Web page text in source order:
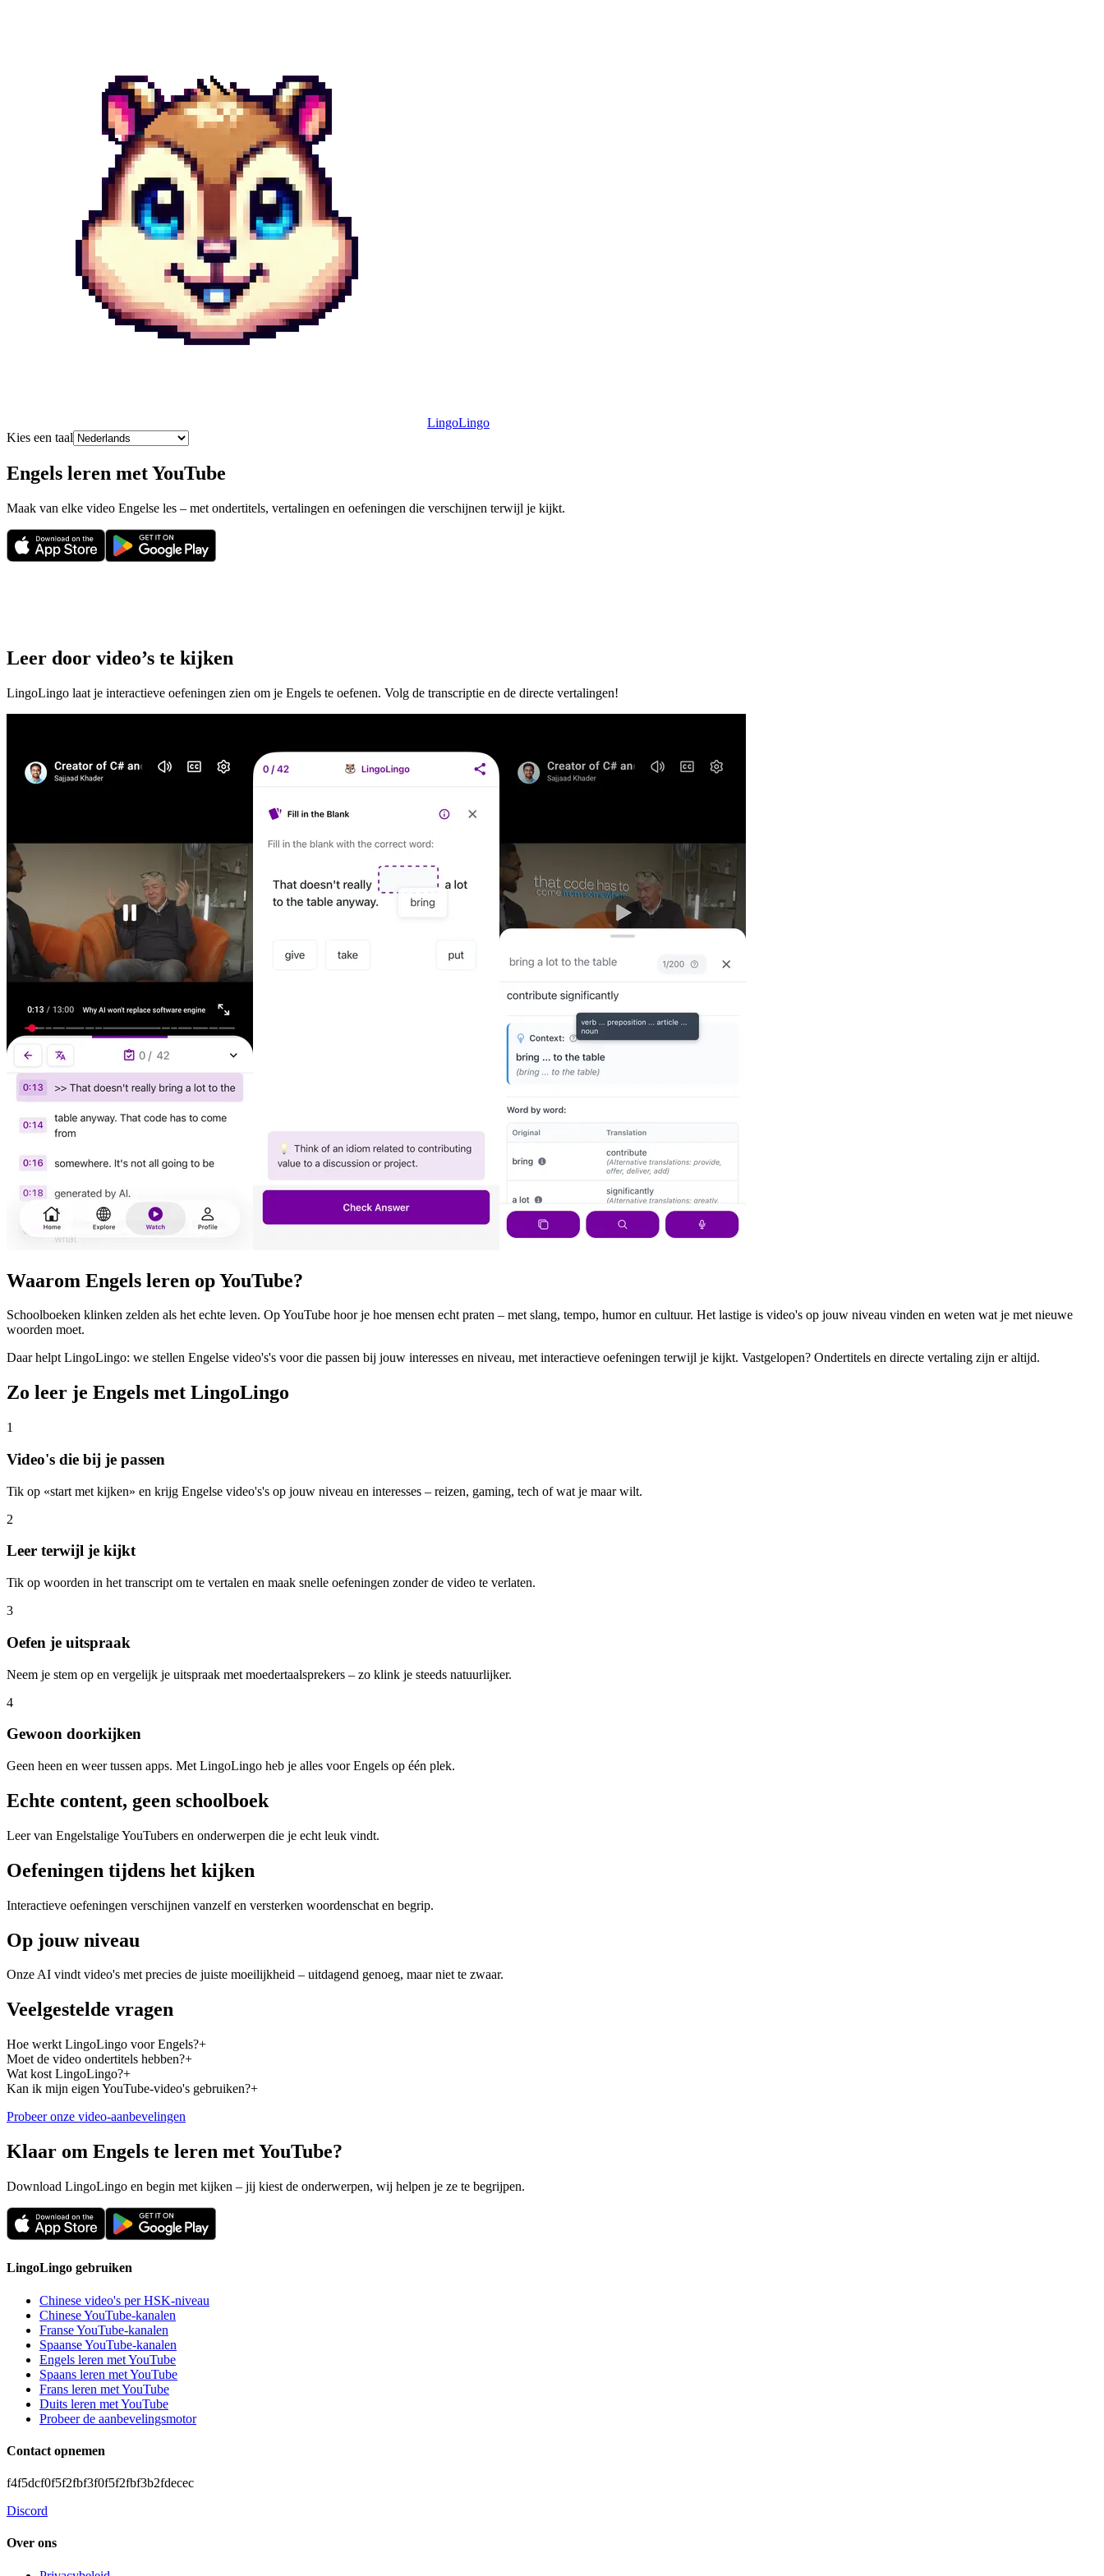
LingoLingo
Kies een taal
Engels leren met YouTube
Maak van elke video Engelse les – met ondertitels, vertalingen en oefeningen die verschijnen terwijl je kijkt.
Leer door video’s te kijken
LingoLingo laat je interactieve oefeningen zien om je Engels te oefenen. Volg de transcriptie en de directe vertalingen!
Waarom Engels leren op YouTube?
Schoolboeken klinken zelden als het echte leven. Op YouTube hoor je hoe mensen echt praten – met slang, tempo, humor en cultuur. Het lastige is video's op jouw niveau vinden en weten wat je met nieuwe
woorden moet.
Daar helpt LingoLingo: we stellen Engelse video's's voor die passen bij jouw interesses en niveau, met interactieve oefeningen terwijl je kijkt. Vastgelopen? Ondertitels en directe vertaling zijn er altijd.
Zo leer je Engels met LingoLingo
1
Video's die bij je passen
Tik op «start met kijken» en krijg Engelse video's's op jouw niveau en interesses – reizen, gaming, tech of wat je maar wilt.
2
Leer terwijl je kijkt
Tik op woorden in het transcript om te vertalen en maak snelle oefeningen zonder de video te verlaten.
3
Oefen je uitspraak
Neem je stem op en vergelijk je uitspraak met moedertaalsprekers – zo klink je steeds natuurlijker.
4
Gewoon doorkijken
Geen heen en weer tussen apps. Met LingoLingo heb je alles voor Engels op één plek.
Echte content, geen schoolboek
Leer van Engelstalige YouTubers en onderwerpen die je echt leuk vindt.
Oefeningen tijdens het kijken
Interactieve oefeningen verschijnen vanzelf en versterken woordenschat en begrip.
Op jouw niveau
Onze AI vindt video's met precies de juiste moeilijkheid – uitdagend genoeg, maar niet te zwaar.
Veelgestelde vragen
Hoe werkt LingoLingo voor Engels?+
Moet de video ondertitels hebben?+
Wat kost LingoLingo?+
Kan ik mijn eigen YouTube-video's gebruiken?+
Probeer onze video-aanbevelingen
Klaar om Engels te leren met YouTube?
Download LingoLingo en begin met kijken – jij kiest de onderwerpen, wij helpen je ze te begrijpen.
LingoLingo gebruiken
Chinese video's per HSK-niveau
Chinese YouTube-kanalen
Franse YouTube-kanalen
Spaanse YouTube-kanalen
Engels leren met YouTube
Spaans leren met YouTube
Frans leren met YouTube
Duits leren met YouTube
Probeer de aanbevelingsmotor
Contact opnemen
f4f5dcf0f5f2fbf3f0f5f2fbf3b2fdecec
Discord
Over ons